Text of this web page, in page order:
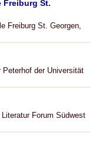
Freiburg St.
Freiburg St. Georgen,
Peterhof der Universität
Forum Südwest